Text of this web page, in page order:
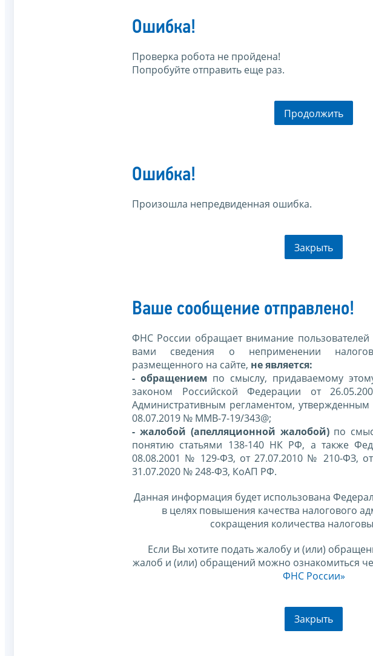
Ошибка!
Проверка робота не пройдена!
Попробуйте отправить еще раз.
Продолжить
Ошибка!
Произошла непредвиденная ошибка.
Закрыть
Ваше сообщение отправлено!
ФНС России обращает внимание
вами сведения о неприменении
размещенного на сайте, не является:
- обращением по смыслу, придаваемому
законом Российской Федерации от
Административным регламентом,
08.07.2019 № ММВ-7-19/343@;
- жалобой (апелляционной жалобой)по
понятию статьями 138-140 НК РФ, а также
08.08.2001 № 129-ФЗ, от 27.07.2010 № 210-ФЗ,
31.07.2020 № 248-ФЗ, КоАП РФ.
Данная информация будет использована
в целях повышения качества налогового
сокращения количества
Если Вы хотите подать жалобу и (или)
жалоб и (или) обращений можно ознакомиться
ФНС России»
Закрыть